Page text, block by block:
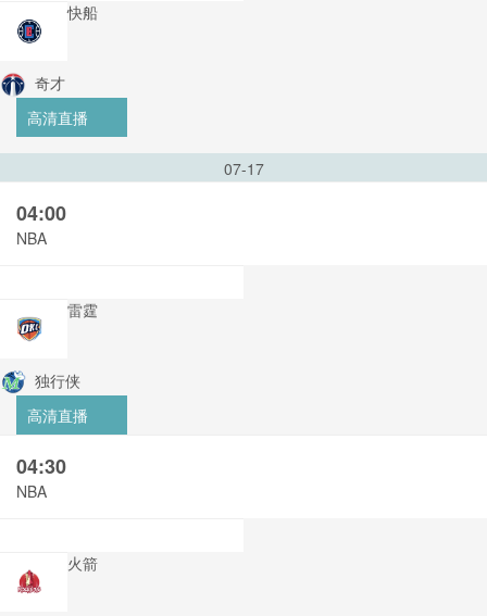
快船
奇才
高清直播
07-17
04:00
NBA
雷霆
独行侠
高清直播
04:30
NBA
火箭